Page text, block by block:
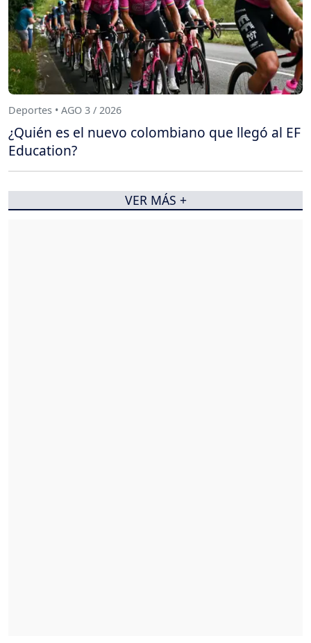
Deportes • AGO 3 / 2026
¿Quién es el nuevo colombiano que llegó al EF
Education?
VER MÁS +